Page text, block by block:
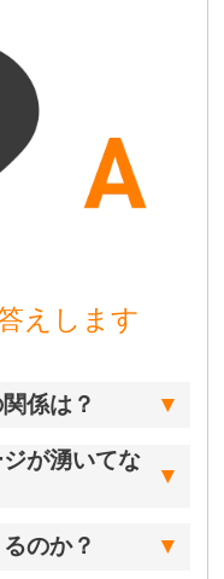
えします
係は？
が湧いてな
のか？